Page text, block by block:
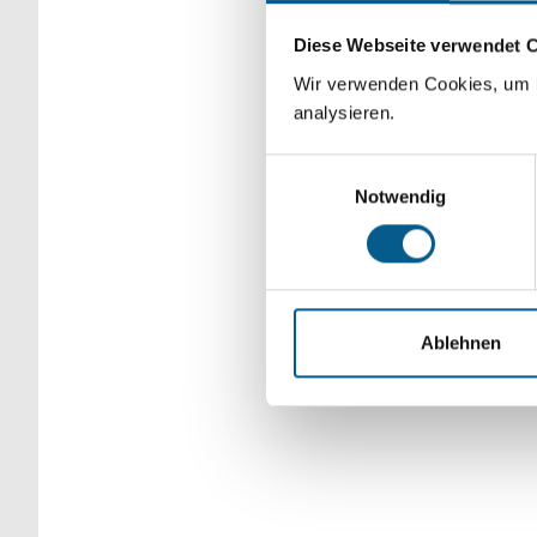
Diese Webseite verwendet
Wir verwenden Cookies,
analysieren.
Notwendig
Ablehnen
Bitte Suchbegriff
verfeinert werden.